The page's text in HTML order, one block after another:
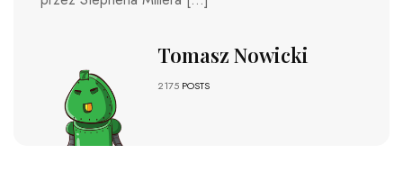
Tomasz Nowicki
2175 POSTS